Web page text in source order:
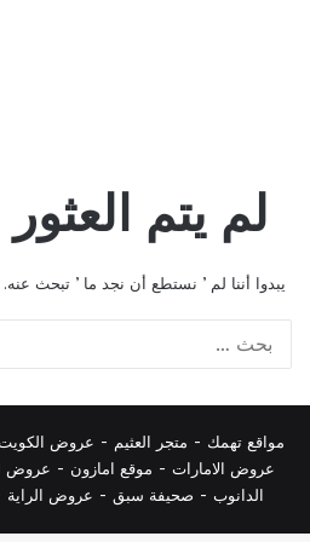
لم يتم
يبدوا أننا لم ’ نستطع أن نجد ما ’ تبحث
مواقع تهمك - متجر العثيم - عروض
عروض الامارات - موقع امازون - عروض
الدانوب - صحيفة سبق - عروض الراية